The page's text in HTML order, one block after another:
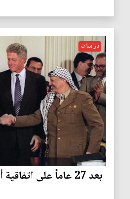
دراسات
بعد 27 عاماً على اتفاقية أوسلو